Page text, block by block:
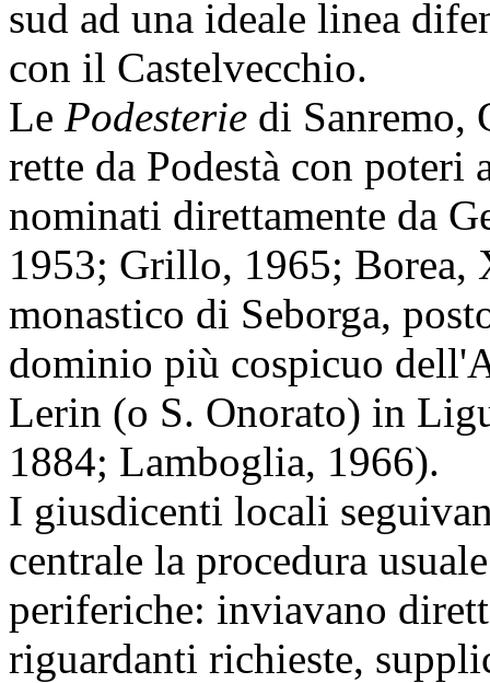
sud ad una ideale linea
con il Castelvecchio.
Le Podesterie di Sanremo,
rette da Podestà con
nominati direttamente da
1953; Grillo, 1965;
monastico di Seborga,
dominio più cospicuo
Lerin (o S. Onorato) in
1884; Lamboglia, 1966).
I giusdicenti locali
centrale la procedura
periferiche: inviavano
riguardanti richieste,